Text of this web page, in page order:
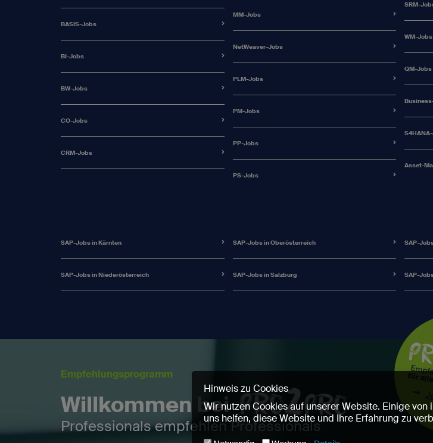
BASIS-Jobs
BI-Jobs
BW-Jobs
CO-Jobs
CRM-Jobs
MM-Jobs
NetWeaver-Jobs
PLM-Jobs
PM-Jobs
PP-Jobs
PS-Jobs
SRM-
WM-Jobs
QM-Jobs
Asset-
SAP-Jobs in Kärnten
SAP-Jobs in Niederösterreich
SAP-Jobs in Oberösterreich
SAP-Jobs in Salzburg
SAP-
SAP-
Empfehlungsprogramm
Willkommen bei
Professionals empfehlen Professionals
Hinweis zu Cookies
Wir nutzen Cookies auf unserer Website. Einige
uns helfen, diese Website und Ihre Erfahrung zu